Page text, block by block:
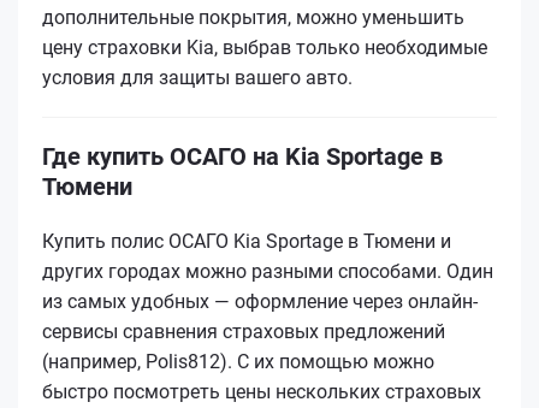
дополнительные покрытия, можно уменьшить
цену страховки Kia, выбрав только необходимые
условия для защиты вашего авто.
Где купить ОСАГО на Kia Sportage в
Тюмени
Купить полис ОСАГО Kia Sportage в Тюмени и
других городах можно разными способами. Один
из самых удобных — оформление через онлайн-
сервисы сравнения страховых предложений
(например, Polis812). С их помощью можно
быстро посмотреть цены нескольких страховых